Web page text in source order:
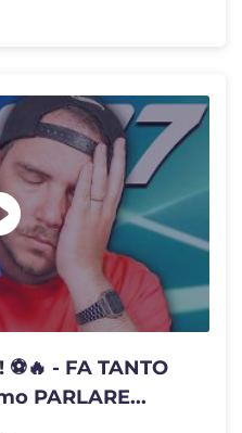
⚽️🔥 - FA TANTO
PARLARE...